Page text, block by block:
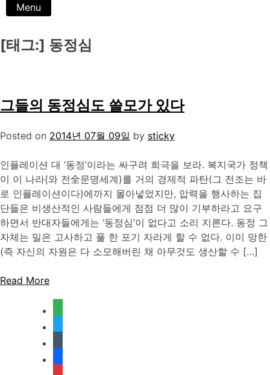
Menu
[태그:] 동정심
그들의 동정심도 쓸모가 있다
Posted on 2014년 07월 09일 by sticky
인플레이션 대 ‘동정’이라는 싸구려 희극을 보라. 복지국가 정책
이 이 나라(와 전全문명세계)를 거의 경제적 파탄(그 전조는 바
로 인플레이션이다)에까지 몰아넣었지만, 압력을 행사하는 집
단들은 비생산적인 사람들에게 점점 더 많이 기부하라고 요구
하면서 반대자들에게는 ‘동정심’이 없다고 소리 지른다. 동정 그
자체는 밀은 고사하고 풀 한 포기 자라게 할 수 없다. 이미 망한
(즉 자신의 자원은 다 소모해버린 채 아무것도 생산할 수 […]
Read More